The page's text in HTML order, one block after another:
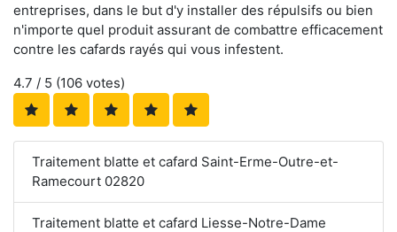
entreprises, dans le but d'y installer des répulsifs ou bien
n'importe quel produit assurant de combattre efficacement
contre les cafards rayés qui vous infestent.
4.7 / 5 (106 votes)
Traitement blatte et cafard Saint-Erme-Outre-et-
Ramecourt 02820
Traitement blatte et cafard Liesse-Notre-Dame